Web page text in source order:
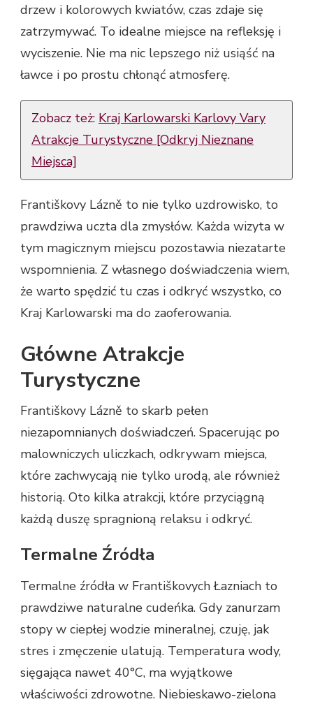
drzew i kolorowych kwiatów, czas zdaje się
zatrzymywać. To idealne miejsce na refleksję i
wyciszenie. Nie ma nic lepszego niż usiąść na
ławce i po prostu chłonąć atmosferę.
Zobacz też: Kraj Karlowarski Karlovy Vary
Atrakcje Turystyczne [Odkryj Nieznane
Miejsca]
Františkovy Lázně to nie tylko uzdrowisko, to
prawdziwa uczta dla zmysłów. Każda wizyta w
tym magicznym miejscu pozostawia niezatarte
wspomnienia. Z własnego doświadczenia wiem,
że warto spędzić tu czas i odkryć wszystko, co
Kraj Karlowarski ma do zaoferowania.
Główne Atrakcje
Turystyczne
Františkovy Lázně to skarb pełen
niezapomnianych doświadczeń. Spacerując po
malowniczych uliczkach, odkrywam miejsca,
które zachwycają nie tylko urodą, ale również
historią. Oto kilka atrakcji, które przyciągną
każdą duszę spragnioną relaksu i odkryć.
Termalne Źródła
Termalne źródła w Františkovych Łazniach to
prawdziwe naturalne cudeńka. Gdy zanurzam
stopy w ciepłej wodzie mineralnej, czuję, jak
stres i zmęczenie ulatują. Temperatura wody,
sięgająca nawet 40°C, ma wyjątkowe
właściwości zdrowotne. Niebieskawo-zielona